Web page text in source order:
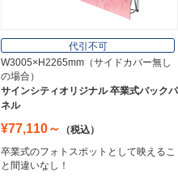
オフィス用品
Office Supplies
ステンレス切文字
Stainless Sign
エッチングプレート
代引不可
W3005×H2265mm（サイドカバー無し
の場合）
サインシティオリジナル 卒業式バックパ
ネル
¥77,110～
（税込）
卒業式のフォトスポットとして映えるこ
と間違いなし！